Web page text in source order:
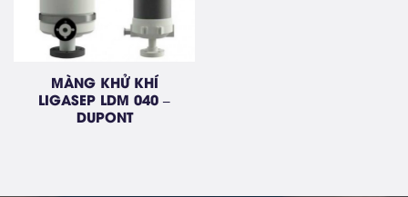
MÀNG KHỬ KHÍ
LIGASEP LDM 040 –
DUPONT